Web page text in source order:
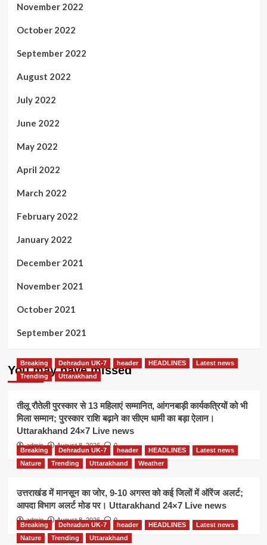
November 2022
October 2022
September 2022
August 2022
July 2022
June 2022
May 2022
April 2022
March 2022
February 2022
January 2022
December 2021
November 2021
October 2021
September 2021
You may have missed
Breaking Dehradun UK-7 header HEADLINES
Latest news
Trending
Uttarakhand
तीलू रौतेली पुरस्कार से 13 महिलाएं सम्मानित, आंगनबाड़ी कार्यकत्रियों को भी
मिला सम्मान; पुरस्कार राशि बढ़ाने का सीएम धामी का बड़ा ऐलान।
Uttarakhand 24×7 Live news
admin August 8, 2026 0
Breaking Dehradun UK-7 header HEADLINES
Latest news
Nature
Trending Uttarakhand Weather
उत्तराखंड में मानसून का जोर, 9-10 अगस्त को कई जिलों में ऑरेंज अलर्ट;
आपदा विभाग अलर्ट मोड पर। Uttarakhand 24×7 Live news
admin August 8, 2026 0
Breaking Dehradun UK-7 header HEADLINES
Latest news
Nature
Trending Uttarakhand